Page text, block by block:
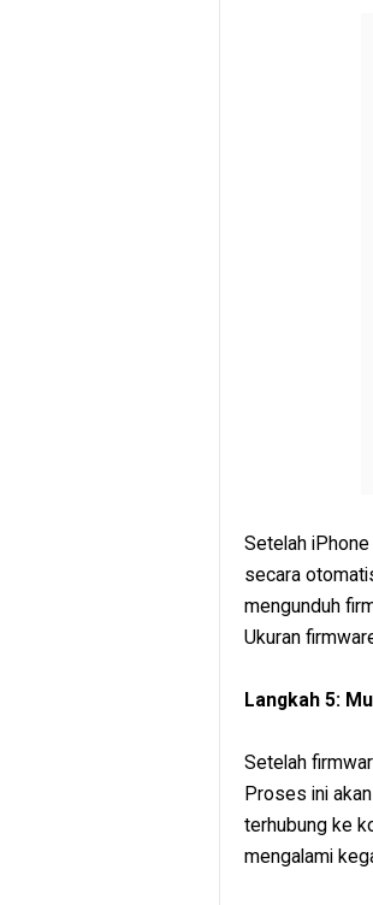
Setelah
secara
mengunduh
Ukuran
Langkah 5:
Setelah
Proses ini
terhubung ke
mengalami